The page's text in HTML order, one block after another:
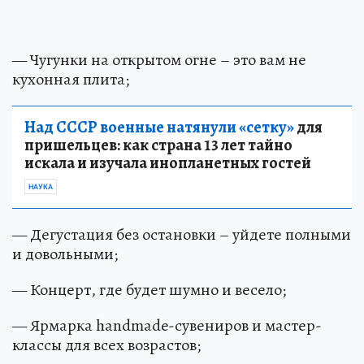
— Чугунки на открытом огне – это вам не
кухонная плита;
Над СССР военные натянули «сетку»для
пришельцев: как страна 13 лет тайно
искала и изучала инопланетных гостей
НАУКА
— Дегустация без остановки – уйдете полными
и довольными;
— Концерт, где будет шумно и весело;
— Ярмарка handmade-сувениров и мастер-
классы для всех возрастов;